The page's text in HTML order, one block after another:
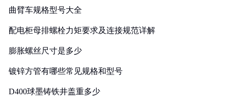
曲臂车规格型号大全
配电柜母排螺栓力矩要求及连接规范详解
膨胀螺丝尺寸是多少
镀锌方管有哪些常见规格和型号
D400球墨铸铁井盖重多少